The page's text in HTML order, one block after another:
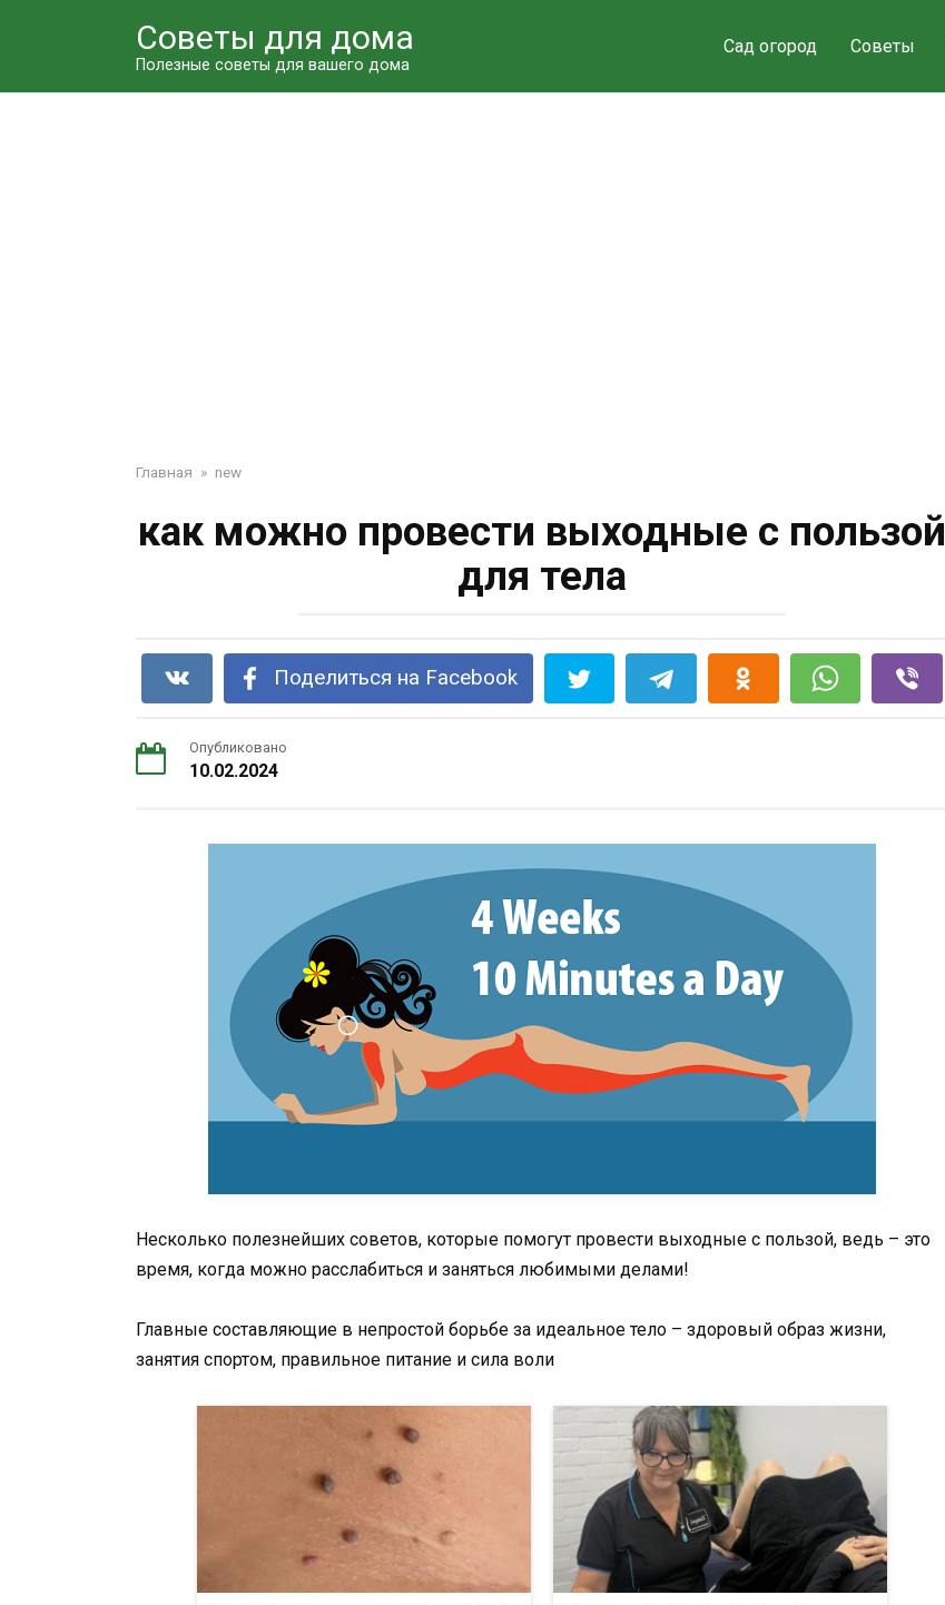
Советы для дома
Полезные советы для вашего дома
Сад огород Советы
Главная » new
как можно провести выходные с пользой
для тела
Поделиться на Facebook
Опубликовано
10.02.2024
Несколько полезнейших советов, которые помогут провести выходные с пользой, ведь – это
время, когда можно расслабиться и заняться любимыми делами!
Главные составляющие в непростой борьбе за идеальное тело – здоровый образ жизни,
занятия спортом, правильное питание и сила воли